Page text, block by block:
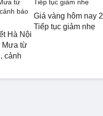
Hà Nội
Mưa từ
cảnh
Giá vàng hôm nay
Tiếp tục giảm nhẹ